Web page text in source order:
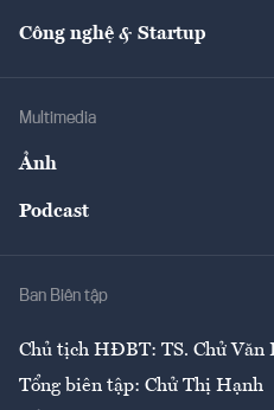
Tư vấn
Công nghệ & Startup
Multimedia
Ảnh
Podcast
Ban Biên tập
Chủ tịch HĐBT: TS. Chử Văn
Tổng biên tập: Chử Thị Hạnh